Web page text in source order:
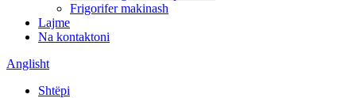
Frigorifer makinash
Lajme
Na kontaktoni
Anglisht
Shtëpi